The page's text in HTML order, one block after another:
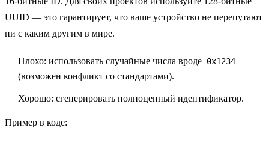
UUID — это гарантирует, что ваше устройство не перепутают
ни с каким другим в мире.
Плохо: использовать случайные числа вроде 0x1234
(возможен конфликт со стандартами).
Хорошо: сгенерировать полноценный идентификатор.
Пример в коде: